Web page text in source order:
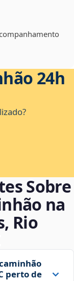
24h
Sobre
na
Rio
perto de